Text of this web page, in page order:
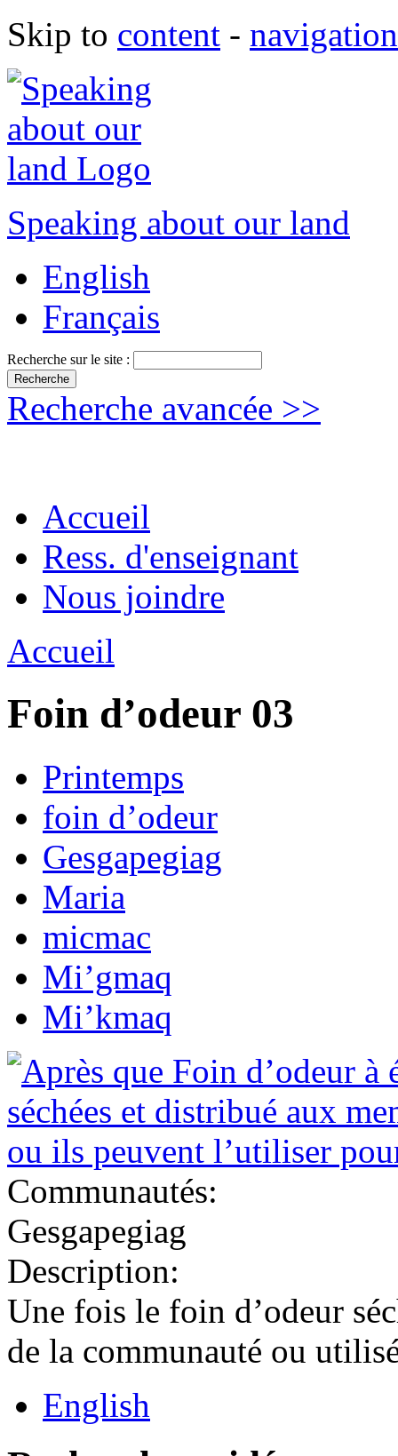
Skip to content - navigation
Speaking about our land
English
Français
Recherche sur le site :
Recherche avancée >>
Accueil
Ress. d'enseignant
Nous joindre
Accueil
Foin d’odeur 03
Printemps
foin d’odeur
Gesgapegiag
Maria
micmac
Mi’gmaq
Mi’kmaq
Communautés:
Gesgapegiag
Description:
Une fois le foin d’odeur
de la communauté ou
English